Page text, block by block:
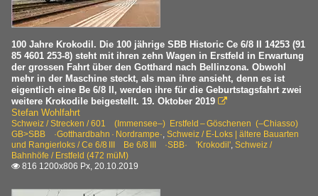
100 Jahre Krokodil. Die 100 jährige SBB Historic Ce 6/8 II 14253 (91
85 4601 253-8) steht mit ihren zehn Wagen in Erstfeld in Erwartung
der grossen Fahrt über den Gotthard nach Bellinzona. Obwohl
mehr in der Maschine steckt, als man ihre ansieht, denn es ist
eigentlich eine Be 6/8 II, werden ihre für die Geburtstagsfahrt zwei
weitere Krokodile beigestellt. 19. Oktober 2019 
Stefan Wohlfahrt
Schweiz / Strecken / 601 (Immensee–) Erstfeld – Göschenen (–Chiasso)
GB>SBB ·Gotthardbahn · Nordrampe·, Schweiz / E-Loks | ältere Bauarten
und Rangierloks / Ce 6/8 III Be 6/8 III ·SBB· 'Krokodil', Schweiz /
Bahnhöfe / Erstfeld (472 müM)
 816 1200x806 Px, 20.10.2019